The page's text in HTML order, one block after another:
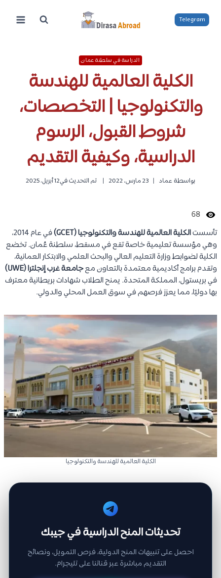
المحتوى
Telegram
الدراسة في سلطنة عمان
الكلية العالمية للهندسة
والتكنولوجيا | التخصصات،
شروط القبول، الرسوم
الدراسية، وكيفية التقديم
بواسطة عماد 23 مارس، 2022 تم التحديث في12 أبريل، 2025
68
تأسستالكلية العالمية للهندسة والتكنولوجيا (GCET)
في عام 2014،
وهي مؤسسة تعليمية خاصة تقع في مسقط، سلطنة عُمان. تخضع
الكلية لضوابط وزارة التعليم العالي والبحث العلمي والابتكار العمانية،
وتقدم برامج أكاديمية معتمدة بالتعاون معجامعة غرب إنجلترا (UWE)
في بريستول، المملكة المتحدة. يمنح الطلاب شهادات بريطانية معترف
بها دوليًا، مما يعزز فرصهم في سوق العمل المحلي والدولي.​
الكلية العالمية للهندسة والتكنولوجيا
تحديثات المنح الدراسية في جيبك
احصل على تنبيهات المنح الدولية، فرص التمويل، ونصائح
التقديم مباشرة عبر قناتنا على تليجرام.